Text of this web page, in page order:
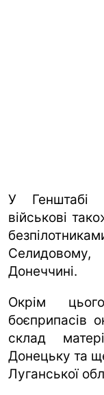
У Генштабі
військові
Донеччині.
Окрім
боєприпасів
склад
Донецьку та
Луганської